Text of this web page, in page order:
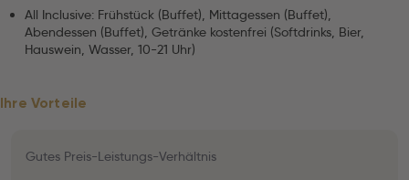
All Inclusive: Frühstück (Buffet), Mittagessen (Buffet),
Abendessen (Buffet), Getränke kostenfrei (Softdrinks, Bier,
Hauswein, Wasser, 10-21 Uhr)
Ihre Vorteile
Gutes Preis-Leistungs-Verhältnis